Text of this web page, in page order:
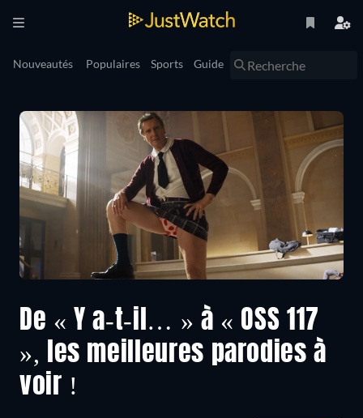
Nouveautés Populaires Sports Guide
De « Y a-t-il… » à « OSS 117
», les meilleures parodies à
voir !